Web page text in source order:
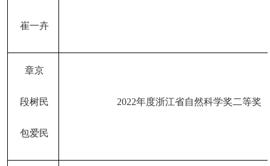
崔一卉
章京
段树民
包爱民
2022年度浙江省自然科学奖二等奖